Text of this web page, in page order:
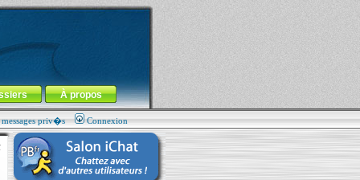
À propos
priv�s Connexion